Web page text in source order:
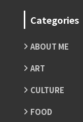
Categories
ABOUT ME
ART
CULTURE
FOOD